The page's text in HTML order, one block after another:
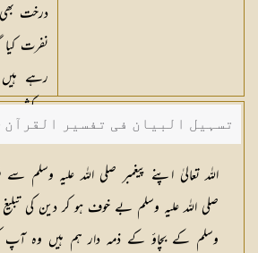
درخت
رہے ہیں
سرکشی
تسہیل البیان فی تفسیر القرآن
شکیلہ بنت میاں فضل حسین
اللہ تعالیٰ اپنے پیغمبر صلی اللہ علیہ
صلی اللہ علیہ وسلم بے خوف ہو کر دین کی تبلیغ
وسلم کے بچاؤ کے ذمہ دار ہم ہیں وہ آپ